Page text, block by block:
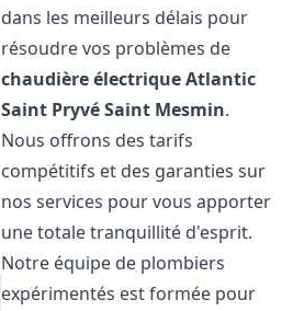
dans les meilleurs délais pour
résoudre vos problèmes de
chaudière électrique Atlantic
Saint Pryvé Saint Mesmin.
Nous offrons des tarifs
compétitifs et des garanties sur
nos services pour vous apporter
une totale tranquillité d'esprit.
Notre équipe de plombiers
expérimentés est formée pour